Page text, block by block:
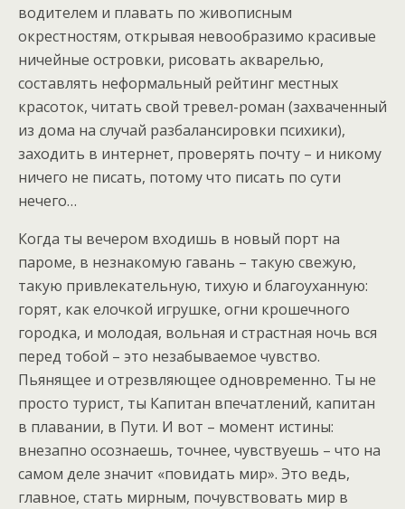
водителем и плавать по живописным
окрестностям, открывая невообразимо красивые
ничейные островки, рисовать акварелью,
составлять неформальный рейтинг местных
красоток, читать свой тревел-роман (захваченный
из дома на случай разбалансировки психики),
заходить в интернет, проверять почту – и никому
ничего не писать, потому что писать по сути
нечего…
Когда ты вечером входишь в новый порт на
пароме, в незнакомую гавань – такую свежую,
такую привлекательную, тихую и благоуханную:
горят, как елочкой игрушке, огни крошечного
городка, и молодая, вольная и страстная ночь вся
перед тобой – это незабываемое чувство.
Пьянящее и отрезвляющее одновременно. Ты не
просто турист, ты Капитан впечатлений, капитан
в плавании, в Пути. И вот – момент истины:
внезапно осознаешь, точнее, чувствуешь – что на
самом деле значит «повидать мир». Это ведь,
главное, стать мирным, почувствовать мир в